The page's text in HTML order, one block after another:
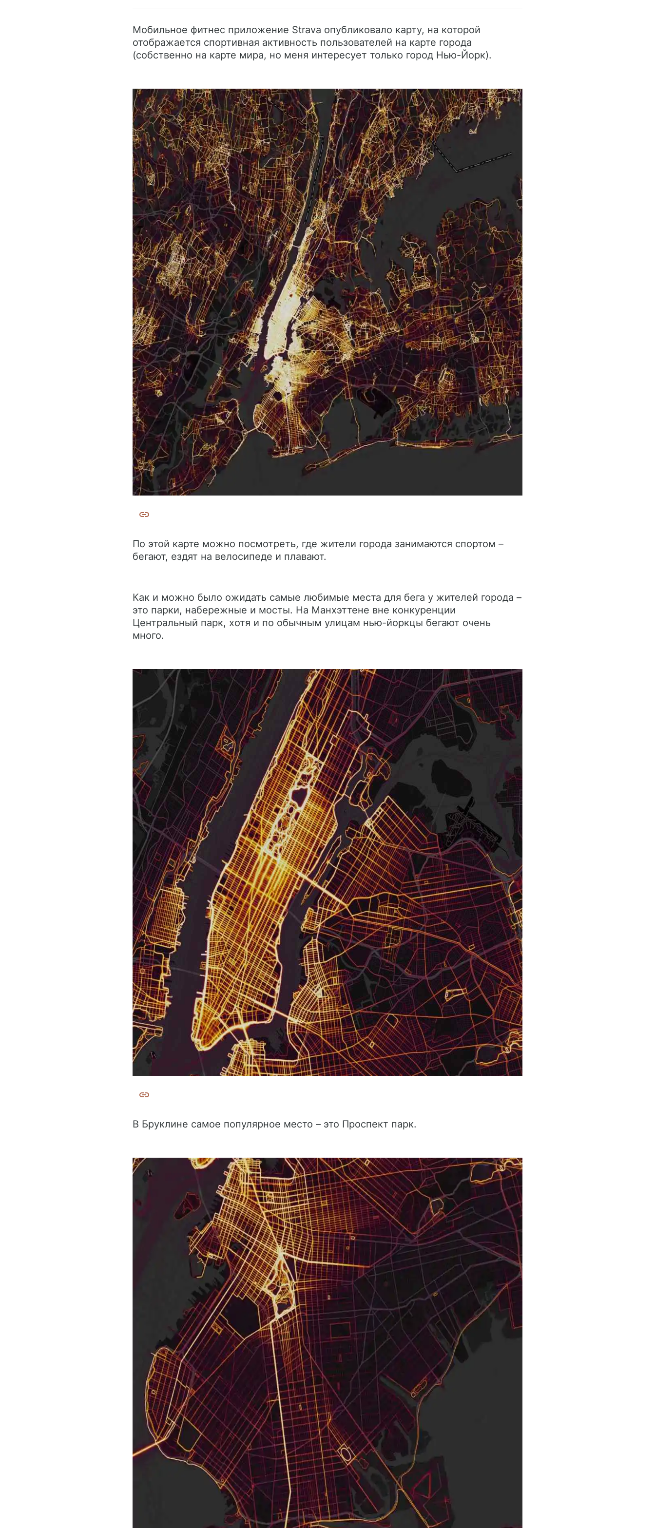
Мобильное фитнес приложение Strava опубликовало карту, на которой
отображается спортивная активность пользователей на карте города
(собственно на карте мира, но меня интересует только город Нью-Йорк).
По этой карте можно посмотреть, где жители города занимаются спортом –
бегают, ездят на велосипеде и плавают.
Как и можно было ожидать самые любимые места для бега у жителей города –
это парки, набережные и мосты. На Манхэттене вне конкуренции
Центральный парк, хотя и по обычным улицам нью-йоркцы бегают очень
много.
В Бруклине самое популярное место – это Проспект парк.